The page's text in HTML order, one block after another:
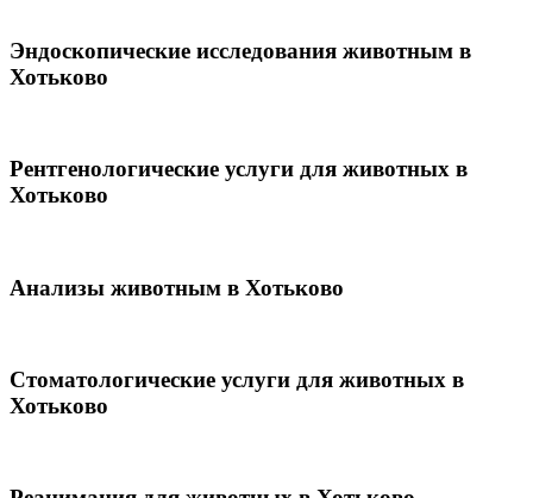
Эндоскопические исследования животным в
Хотьково
Рентгенологические услуги для животных в
Хотьково
Анализы животным в Хотьково
Стоматологические услуги для животных в
Хотьково